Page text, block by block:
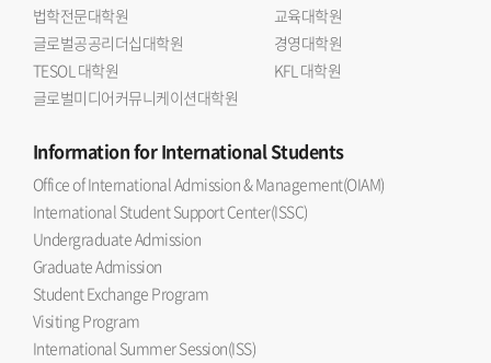
법학전문대학원
교육대학원
글로벌공공리더십대학원
경영대학원
TESOL 대학원
KFL 대학원
글로벌미디어커뮤니케이션대학원
Informationfor International Students
Office of International Admission & Management(OIAM)
International Student Support Center(ISSC)
Undergraduate Admission
Graduate Admission
Student Exchange Program
Visiting Program
International Summer Session(ISS)